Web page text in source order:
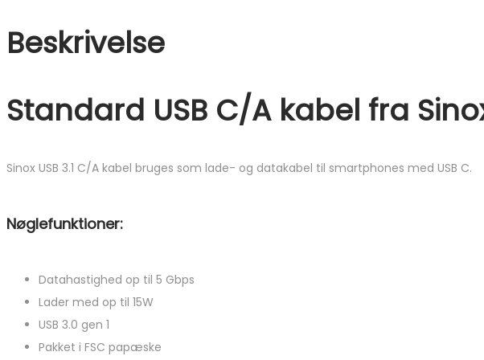
Beskrivelse
Standard USB C/A kabel fra
Sinox USB 3.1 C/A kabel bruges som lade- og datakabel til smartphones med USB C.
Nøglefunktioner:
Datahastighed op til 5 Gbps
Lader med op til 15W
USB 3.0 gen 1
Pakket i FSC papæske